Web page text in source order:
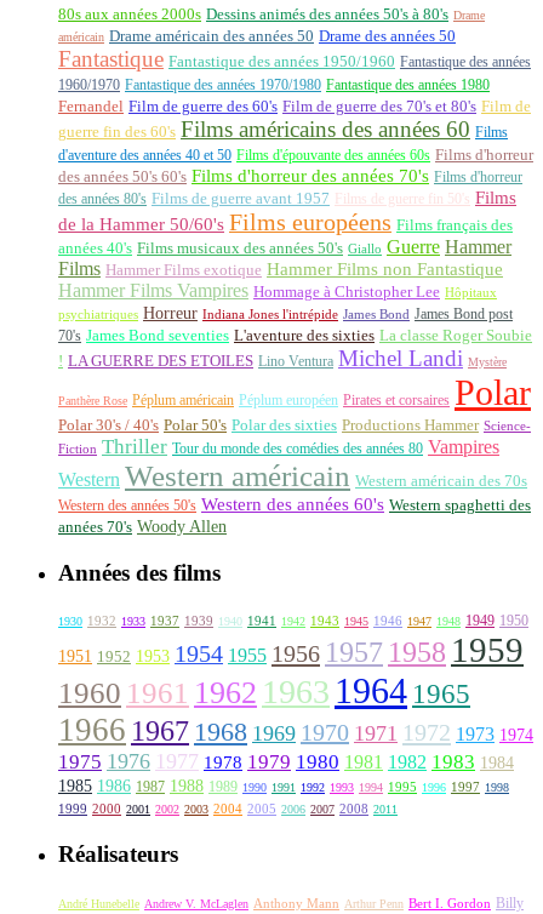
80s aux années 2000s Dessins animés des années 50's à 80's Drame
américain Drame américain des années 50 Drame des années 50
Fantastique Fantastique des années 1950/1960 Fantastique des années
1960/1970 Fantastique des années 1970/1980 Fantastique des années 1980
Fernandel Film de guerre des 60's Film de guerre des 70's et 80's Film de
guerre fin des 60's Films américains des années 60 Films
d'aventure des années 40 et 50 Films d'épouvante des années 60s Films d'horreur
des années 50's 60's Films d'horreur des années 70's Films d'horreur
des années 80's Films de guerre avant 1957 Films de guerre fin 50's Films
de la Hammer 50/60's Films européens Films français des
années 40's Films musicaux des années 50's Giallo Guerre Hammer
Films Hammer Films exotique Hammer Films non Fantastique
Hammer Films Vampires Hommage à Christopher Lee Hôpitaux
psychiatriques Horreur Indiana Jones l'intrépide James Bond James Bond post
70's James Bond seventies L'aventure des sixties La classe Roger Soubie
! LA GUERRE DES ETOILES Lino Ventura Michel Landi Mystère
Panthère Rose Péplum américain Péplum européen Pirates et corsaires Polar
Polar 30's / 40's Polar 50's Polar des sixties Productions Hammer Science-
Fiction Thriller Tour du monde des comédies des années 80 Vampires
Western Western américain Western américain des 70s
Western des années 50's Western des années 60's Western spaghetti des
années 70's Woody Allen
Années des films
1930 1932 1933 1937 1939 1940 1941 1942 1943 1945 1946 1947 1948 1949 1950
1951 1952 1953 1954 1955 1956 1957 1958 1959
1960 1961 1962 1963 1964 1965
1966 1967 1968 1969 1970 1971 1972 1973 1974
1975 1976 1977 1978 1979 1980 1981 1982 1983 1984
1985 1986 1987 1988 1989 1990 1991 1992 1993 1994 1995 1996 1997 1998
1999 2000 2001 2002 2003 2004 2005 2006 2007 2008 2011
Réalisateurs
André Hunebelle Andrew V. McLaglen Anthony Mann Arthur Penn Bert I. Gordon Billy